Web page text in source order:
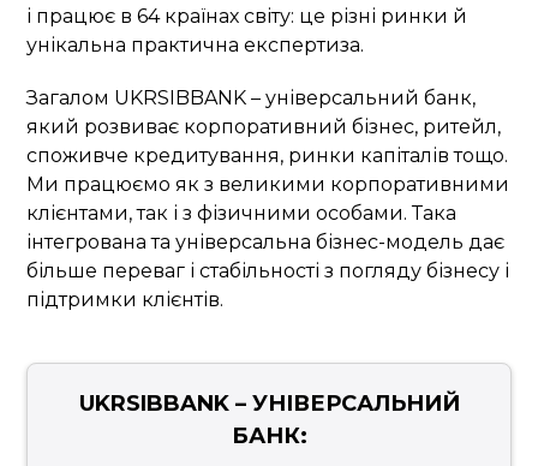
і працює в 64 країнах світу: це різні ринки й
унікальна практична експертиза.
Загалом UKRSIBBANK – універсальний банк,
який розвиває корпоративний бізнес, ритейл,
споживче кредитування, ринки капіталів тощо.
Ми працюємо як з великими корпоративними
клієнтами, так і з фізичними особами. Така
інтегрована та універсальна бізнес-модель дає
більше переваг і стабільності з погляду бізнесу і
підтримки клієнтів.
UKRSIBBANK – УНІВЕРСАЛЬНИЙ
БАНК: